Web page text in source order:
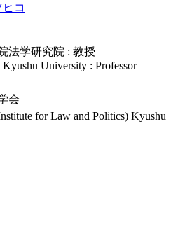
コ
法学研究院 : 教授
University : Professor
会
for Law and Politics) Kyushu